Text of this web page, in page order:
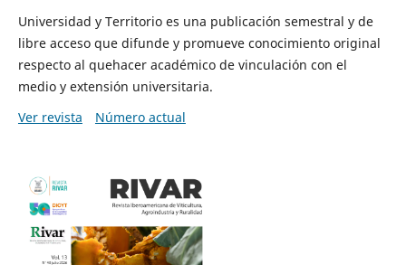
Universidad y Territorio es una publicación semestral y de
libre acceso que difunde y promueve conocimiento original
respecto al quehacer académico de vinculación con el
medio y extensión universitaria.
Ver revista
Número actual